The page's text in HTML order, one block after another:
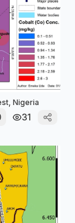
Nigeria
31